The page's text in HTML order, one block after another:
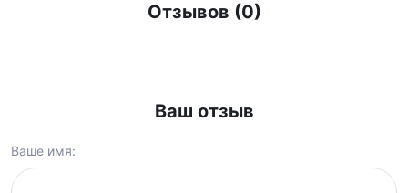
Отзывов (0)
Ваш отзыв
Ваше имя: